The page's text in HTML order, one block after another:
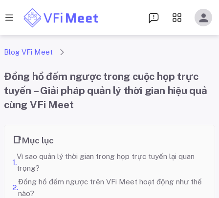
Blog VFi Meet
Đồng hồ đếm ngược trong cuộc họp trực
tuyến – Giải pháp quản lý thời gian hiệu quả
cùng VFi Meet
Mục lục
Vì sao quản lý thời gian trong họp trực tuyến lại quan
trọng?
Đồng hồ đếm ngược trên VFi Meet hoạt động như thế
nào?